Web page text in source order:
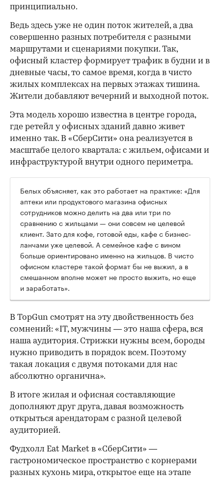
принципиально.
Ведь здесь уже не один поток жителей, а два
совершенно разных потребителя с разными
маршрутами и сценариями покупки. Так,
офисный кластер формирует трафик в будни и в
дневные часы, то самое время, когда в чисто
жилых комплексах на первых этажах тишина.
Жители добавляют вечерний и выходной поток.
Эта модель хорошо известна в центре города,
где ретейл у офисных зданий давно живет
именно так. В «СберСити» она реализуется в
масштабе целого квартала: с жильем, офисами и
инфраструктурой внутри одного периметра.
Белых объясняет, как это работает на практике: «Для
аптеки или продуктового магазина офисных
сотрудников можно делить на два или три по
сравнению с жильцами — они совсем не целевой
клиент. Зато для кофе, готовой еды, кафе с бизнес-
ланчами уже целевой. А семейное кафе с вином
больше ориентировано именно на жильцов. В чисто
офисном кластере такой формат бы не выжил, а в
смешанном вполне может не просто выжить, но еще
и заработать».
В TopGun смотрят на эту двойственность без
сомнений: «IT, мужчины — это наша сфера, вся
наша аудитория. Стрижки нужны всем, бороды
нужно приводить в порядок всем. Поэтому
такая локация с двумя потоками для нас
абсолютно органична».
В итоге жилая и офисная составляющие
дополняют друг друга, давая возможность
открыться арендаторам с разной целевой
аудиторией.
Фудхолл Eat Market в «СберСити» —
гастрономическое пространство с корнерами
разных кухонь мира, открытое еще на этапе